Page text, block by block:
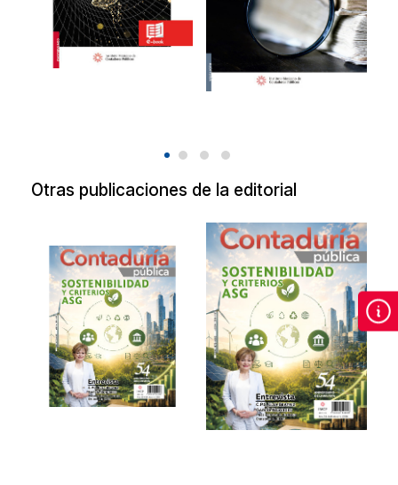
2021
$349.00
$217.00
Otras publicaciones de la editorial
Revista de
Contaduría
Pública Agosto
2026.
Sostenibilidad y
criterios ASG.
2026
Revista de
Contaduría
Pública Agosto
2026
Sostenibilidad y
criterios ASG.
2026
$90.00